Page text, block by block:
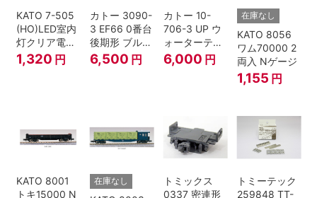
KATO 7-505
(HO)LED室内
灯クリア電球
色
1,320 円
カトー 3090-
3 EF66 0番台
後期形 ブルー
トレイン牽引
機
6,500 円
カトー 10-
706-3 UP ウ
ォーターテン
ダー 2両入
6,000 円
在庫なし
KATO 8056
ワム70000 2
両入 Nゲージ
1,155 円
KATO 8001
トキ15000 N
在庫なし
トミックス
0337 密連形
トミーテック
259848 TT-